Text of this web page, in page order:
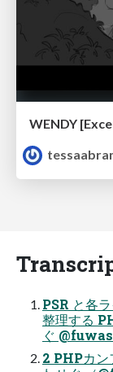
WENDY
PSR と各
整理する
ぐ
2 PHPカン